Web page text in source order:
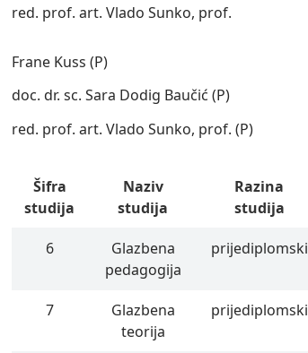
red. prof. art. Vlado Sunko, prof.
Frane Kuss (P)
doc. dr. sc. Sara Dodig Baučić (P)
red. prof. art. Vlado Sunko, prof. (P)
Šifra
studija
Naziv
studija
Razina
studija
6
Glazbena
pedagogija
prijediplomski
7
Glazbena
teorija
prijediplomski